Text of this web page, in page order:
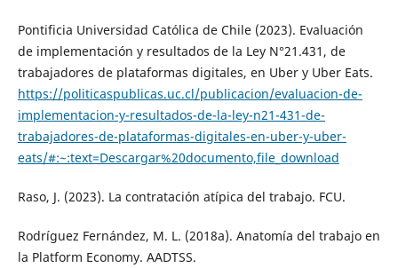
Pontificia Universidad Católica de Chile (2023). Evaluación
de implementación y resultados de la Ley N°21.431, de
trabajadores de plataformas digitales, en Uber y Uber Eats.
https://politicaspublicas.uc.cl/publicacion/evaluacion-de-
implementacion-y-resultados-de-la-ley-n21-431-de-
trabajadores-de-plataformas-digitales-en-uber-y-uber-
eats/#:~:text=Descargar%20documento,file_download
Raso, J. (2023). La contratación atípica del trabajo. FCU.
Rodríguez Fernández, M. L. (2018a). Anatomía del trabajo en
la Platform Economy. AADTSS.